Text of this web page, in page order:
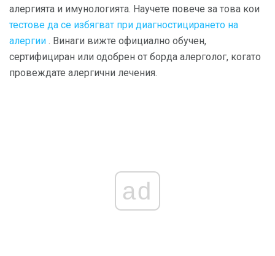
алергията и имунологията. Научете повече за това кои
тестове да се избягват при диагностицирането на
алергии . Винаги вижте официално обучен,
сертифициран или одобрен от борда алерголог, когато
провеждате алергични лечения.
ad